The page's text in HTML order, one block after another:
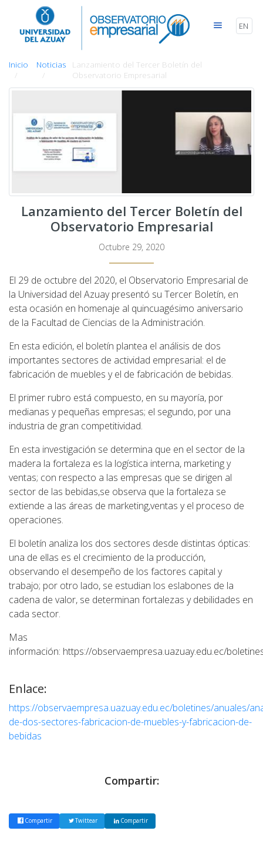
EN
Inicio Noticias
Lanzamiento del Tercer Boletín del
Observatorio Empresarial
Lanzamiento del Tercer Boletín del
Observatorio Empresarial
Octubre 29, 2020
El 29 de octubre del 2020, el Observatorio Empresarial de
la Universidad del Azuay presentó su Tercer Boletín, en
esta ocasión en homenaje al quincuagésimo aniversario
de la Facultad de Ciencias de la Administración.
En esta edición, el boletín plantea el análisis de dos
importantes sectores de actividad empresarial: el de
fabricación de muebles y el de fabricación de bebidas.
El primer rubro está compuesto, en su mayoría, por
medianas y pequeñas empresas; el segundo, por una
industria de gran competitividad.
En esta investigación se determina que en el sector de la
madera la fortaleza es la logística interna, marketing y
ventas; con respecto a las empresas que se dirigen al
sector de las bebidas,se observa que la fortaleza se
extiende a las áreas de marketing,ventas y el proceso de
operaciones.
El boletín analiza los dos sectores desde distintas ópticas:
una de ellas es el crecimiento de la producción,
observando el desempeño de los factores capital y
trabajo; por otro lado, se estudian los eslabones de la
cadena de valor, se determinan fortalezas y debilidades en
cada sector.
Mas
información: https://observaempresa.uazuay.edu.ec/
Enlace:
https://observaempresa.uazuay.edu.ec/boletines/anuales/
de-dos-sectores-fabricacion-de-muebles-y-fabricacion-de-
bebidas
Compartir:
Compartir Twittear Compartir